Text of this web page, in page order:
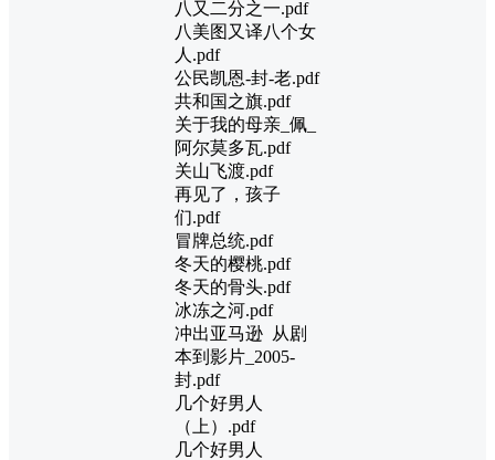
八又二分之一.pdf
八美图又译八个女
人.pdf
公民凯恩-封-老.pdf
共和国之旗.pdf
关于我的母亲_佩_
阿尔莫多瓦.pdf
关山飞渡.pdf
再见了，孩子
们.pdf
冒牌总统.pdf
冬天的樱桃.pdf
冬天的骨头.pdf
冰冻之河.pdf
冲出亚马逊 从剧
本到影片_2005-
封.pdf
几个好男人
（上）.pdf
几个好男人